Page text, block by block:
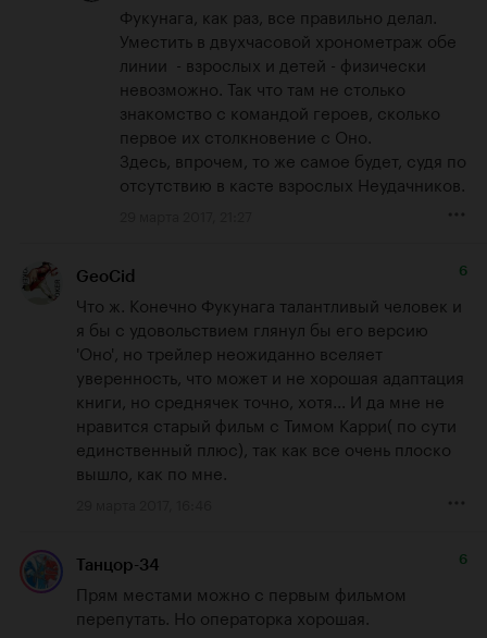
Фукунага, как раз, все правильно делал.
Уместить в двухчасовой хронометраж обе
линии  - взрослых и детей - физически
невозможно. Так что там не столько
знакомство с командой героев, сколько
первое их столкновение с Оно.
Здесь, впрочем, то же самое будет, судя по
отсутствию в касте взрослых Неудачников.
GeoCid 6
Что ж. Конечно Фукунага талантливый человек и
я бы с удовольствием глянул бы его версию
'Оно', но трейлер неожиданно вселяет
уверенность, что может и не хорошая адаптация
книги, но среднячек точно, хотя... И да мне не
нравится старый фильм с Тимом Карри( по сути
единственный плюс), так как все очень плоско
вышло, как по мне.
Танцор-34 6
Прям местами можно с первым фильмом
перепутать. Но операторка хорошая.